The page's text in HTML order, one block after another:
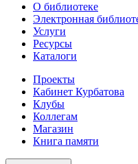
О библиотеке
Электронная
Услуги
Ресурсы
Каталоги
Проекты
Кабинет Курбатова
Клубы
Коллегам
Магазин
Книга памяти